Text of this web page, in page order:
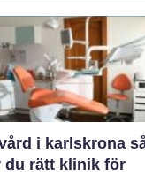
i karlskrona så
du rätt klinik för